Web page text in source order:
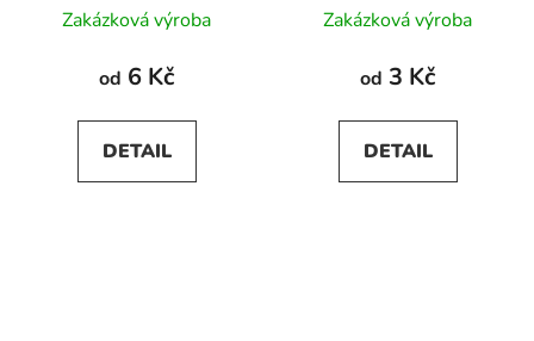
Zakázková výroba
od 6 Kč
DETAIL
Zakázková výroba
od 3 Kč
DETAIL